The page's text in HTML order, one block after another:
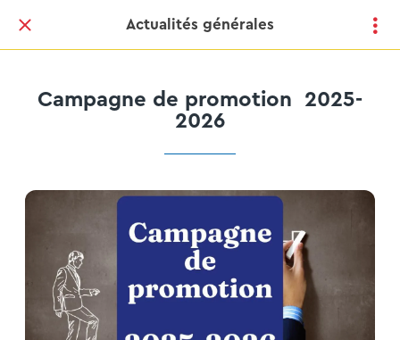
Actualités générales
Campagne de promotion 2025-
2026